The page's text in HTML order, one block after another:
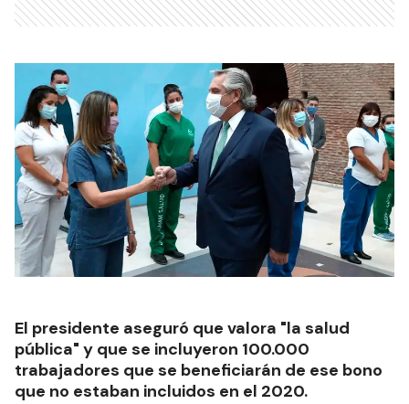
El presidente aseguró que valora "la salud
pública" y que se incluyeron 100.000
trabajadores que se beneficiarán de ese bono
que no estaban incluidos en el 2020.